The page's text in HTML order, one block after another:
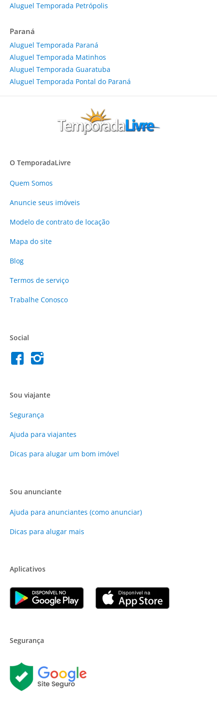
Aluguel Temporada Petrópolis
Paraná
Aluguel Temporada Paraná
Aluguel Temporada Matinhos
Aluguel Temporada Guaratuba
Aluguel Temporada Pontal do Paraná
O TemporadaLivre
Quem Somos
Anuncie seus imóveis
Modelo de contrato de locação
Mapa do site
Blog
Termos de serviço
Trabalhe Conosco
Social
Sou viajante
Segurança
Ajuda para viajantes
Dicas para alugar um bom imóvel
Sou anunciante
Ajuda para anunciantes (como anunciar)
Dicas para alugar mais
Aplicativos
Segurança